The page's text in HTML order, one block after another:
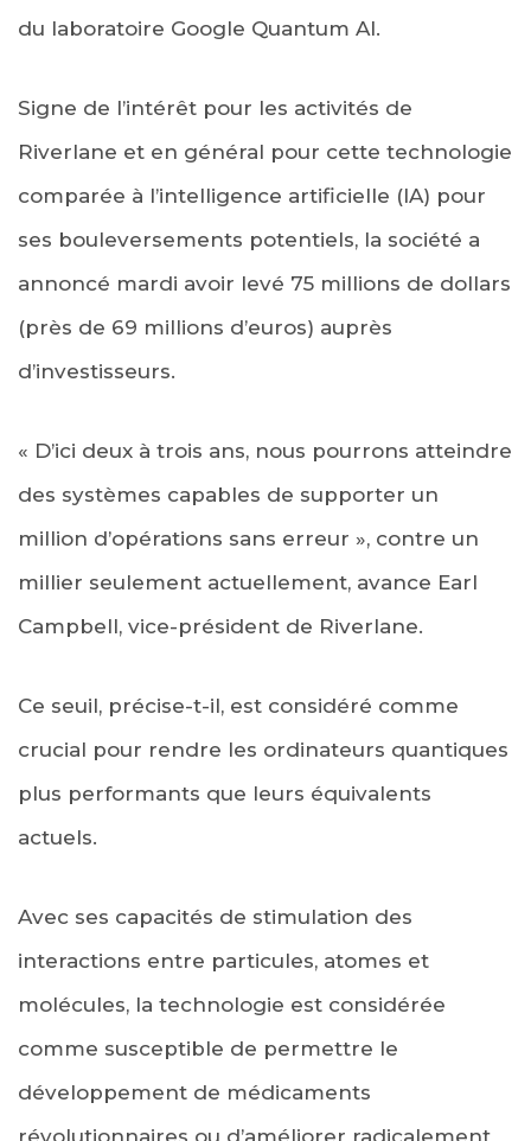
du laboratoire Google Quantum AI.
Signe de l’intérêt pour les activités de
Riverlane et en général pour cette technologie
comparée à l’intelligence artificielle (IA) pour
ses bouleversements potentiels, la société a
annoncé mardi avoir levé 75 millions de dollars
(près de 69 millions d’euros) auprès
d’investisseurs.
« D’ici deux à trois ans, nous pourrons atteindre
des systèmes capables de supporter un
million d’opérations sans erreur », contre un
millier seulement actuellement, avance Earl
Campbell, vice-président de Riverlane.
Ce seuil, précise-t-il, est considéré comme
crucial pour rendre les ordinateurs quantiques
plus performants que leurs équivalents
actuels.
Avec ses capacités de stimulation des
interactions entre particules, atomes et
molécules, la technologie est considérée
comme susceptible de permettre le
développement de médicaments
révolutionnaires ou d’améliorer radicalement